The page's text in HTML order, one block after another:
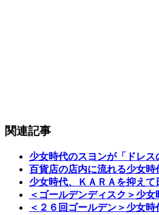
関連記事
少女時代のスヨンが「ドレス
百貨店の店内に流れる少女
少女時代、ＫＡＲＡを抑え
＜ゴールデンディスク＞少
＜２６回ゴールデン＞少女